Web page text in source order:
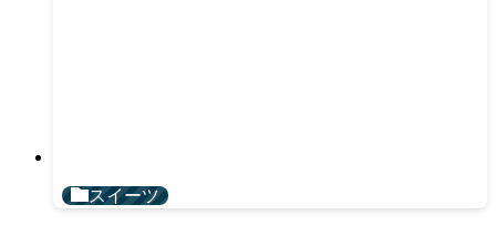
スイーツ